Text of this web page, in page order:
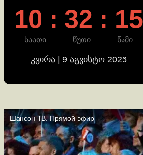
10 : 32 : 15
საათი წუთი წამი
კვირა | 9 აგვისტო 2026